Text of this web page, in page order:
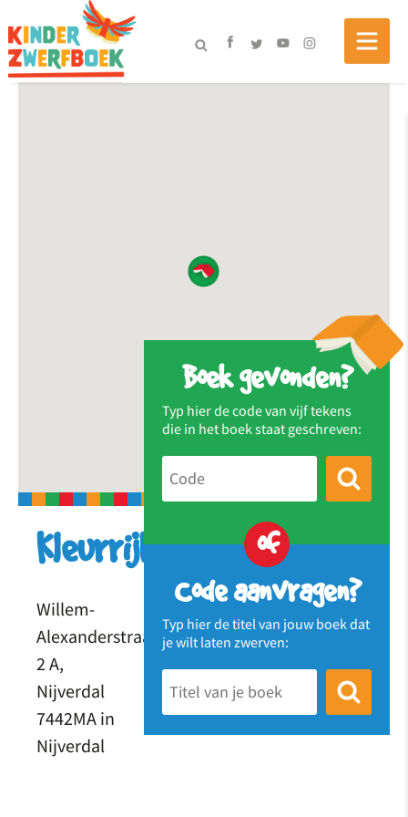
Boek gevonden?
Typ hier de code van vijf tekens
die in het boek staat geschreven:
of
Code aanvragen?
Typ hier de titel van jouw boek dat
je wilt laten zwerven:
Kleurrijk
Willem-
Alexanderstraat
2 A,
Nijverdal
7442MA in
Nijverdal